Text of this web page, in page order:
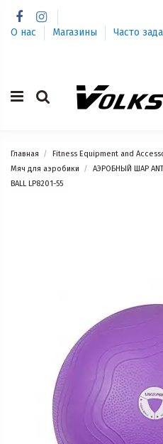
О нас Магазины
Часто
Главная Fitness Equipment and
Мяч для аэробики
АЭРОБНЫЙ ШАР ANTI-
BALL LP8201-55